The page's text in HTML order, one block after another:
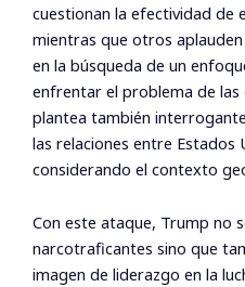
cuestionan la efectividad de
mientras que otros
en la búsqueda de un
enfrentar el problema de las
plantea también
las relaciones entre Estados
considerando el contexto
Con este ataque, Trump no
narcotraficantes sino que
imagen de liderazgo en la